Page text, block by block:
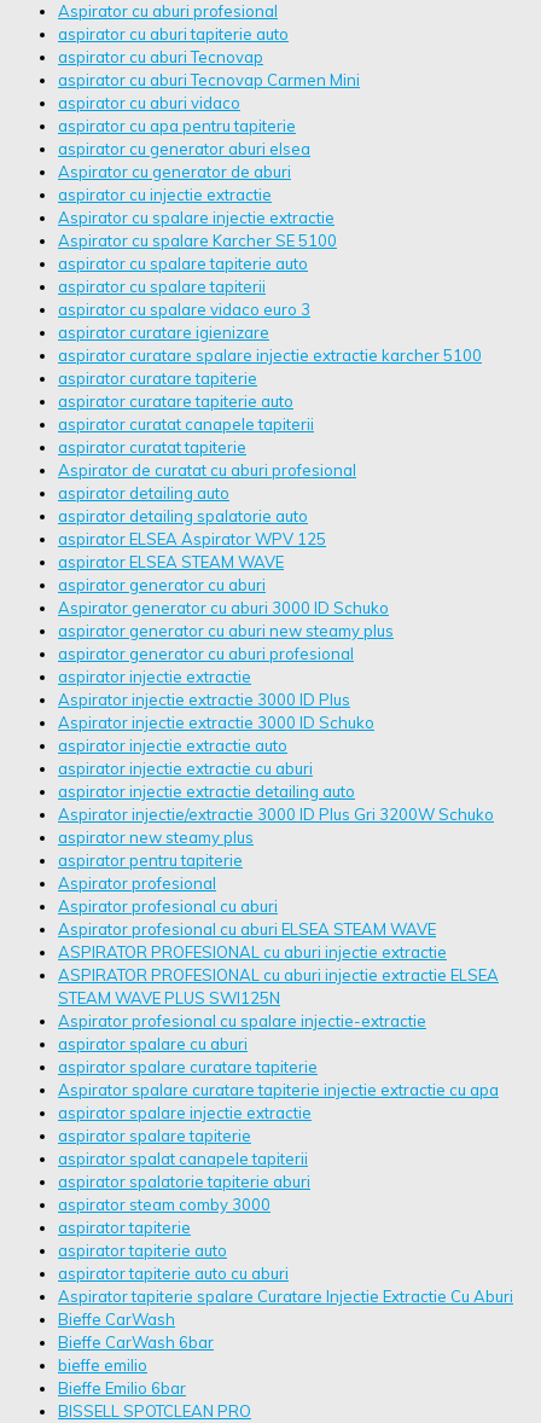
Aspirator cu aburi profesional
aspirator cu aburi tapiterie auto
aspirator cu aburi Tecnovap
aspirator cu aburi Tecnovap Carmen Mini
aspirator cu aburi vidaco
aspirator cu apa pentru tapiterie
aspirator cu generator aburi elsea
Aspirator cu generator de aburi
aspirator cu injectie extractie
Aspirator cu spalare injectie extractie
Aspirator cu spalare Karcher SE 5100
aspirator cu spalare tapiterie auto
aspirator cu spalare tapiterii
aspirator cu spalare vidaco euro 3
aspirator curatare igienizare
aspirator curatare spalare injectie extractie karcher 5100
aspirator curatare tapiterie
aspirator curatare tapiterie auto
aspirator curatat canapele tapiterii
aspirator curatat tapiterie
Aspirator de curatat cu aburi profesional
aspirator detailing auto
aspirator detailing spalatorie auto
aspirator ELSEA Aspirator WPV 125
aspirator ELSEA STEAM WAVE
aspirator generator cu aburi
Aspirator generator cu aburi 3000 ID Schuko
aspirator generator cu aburi new steamy plus
aspirator generator cu aburi profesional
aspirator injectie extractie
Aspirator injectie extractie 3000 ID Plus
Aspirator injectie extractie 3000 ID Schuko
aspirator injectie extractie auto
aspirator injectie extractie cu aburi
aspirator injectie extractie detailing auto
Aspirator injectie/extractie 3000 ID Plus Gri 3200W Schuko
aspirator new steamy plus
aspirator pentru tapiterie
Aspirator profesional
Aspirator profesional cu aburi
Aspirator profesional cu aburi ELSEA STEAM WAVE
ASPIRATOR PROFESIONAL cu aburi injectie extractie
ASPIRATOR PROFESIONAL cu aburi injectie extractie ELSEA
STEAM WAVE PLUS SWI125N
Aspirator profesional cu spalare injectie-extractie
aspirator spalare cu aburi
aspirator spalare curatare tapiterie
Aspirator spalare curatare tapiterie injectie extractie cu apa
aspirator spalare injectie extractie
aspirator spalare tapiterie
aspirator spalat canapele tapiterii
aspirator spalatorie tapiterie aburi
aspirator steam comby 3000
aspirator tapiterie
aspirator tapiterie auto
aspirator tapiterie auto cu aburi
Aspirator tapiterie spalare Curatare Injectie Extractie Cu Aburi
Bieffe CarWash
Bieffe CarWash 6bar
bieffe emilio
Bieffe Emilio 6bar
BISSELL SPOTCLEAN PRO